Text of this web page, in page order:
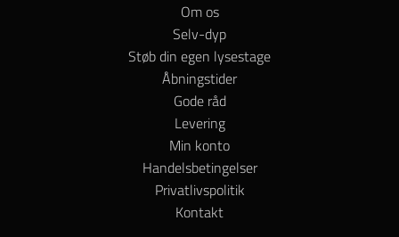
Om os
Selv-dyp
Støb din egen lysestage
Åbningstider
Gode råd
Levering
Min konto
Handelsbetingelser
Privatlivspolitik
Kontakt